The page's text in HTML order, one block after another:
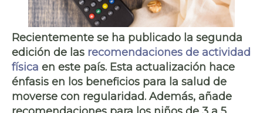
Recientemente se ha publicado la segunda
edición de las recomendaciones de actividad
física en este país. Esta actualización hace
énfasis en los beneficios para la salud de
moverse con regularidad. Además, añade